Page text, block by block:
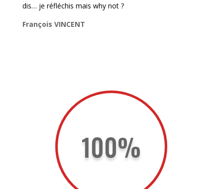
dis… je réfléchis mais why not ?
François VINCENT
100%